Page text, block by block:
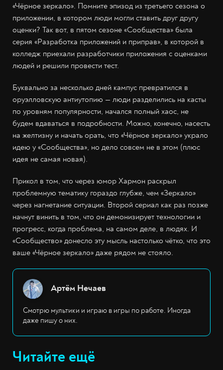
«Чёрное зеркало». Помните эпизод из третьего сезона о
приложении, в котором люди могли ставить друг другу
оценки? Так вот, в пятом сезоне «Сообщества» была
серия «Разработка приложений и приправ», в которой в
колледж приехали разработчики приложения с оценками
людей и решили провести тест.
Буквально за несколько дней кампус превратился в
оруэлловскую антиутопию — люди разделились на касты
по уровням популярности, начался полный хаос, не
будем вдаваться в подробности. Можно, конечно, насесть
на желтизну и начать орать, что «Чёрное зеркало» украло
идею у «Сообщества», но дело совсем не в этом (плюс
идея не самая новая).
Прикол в том, что через юмор Хармон раскрыл
проблемную тематику гораздо глубже, чем «Зеркало»
через нагнетание ситуации. Второй сериал как раз позже
начнут винить в том, что он демонизирует технологии и
прогресс, когда проблема, на самом деле, в людях. И
«Сообщество» донесло эту мысль настолько чётко, что это
ваше «Чёрное зеркало» даже рядом не стояло.
Артём Нечаев
Смотрю мультики и играю в игры по работе. Иногда
даже пишу о них.
Читайте ещё